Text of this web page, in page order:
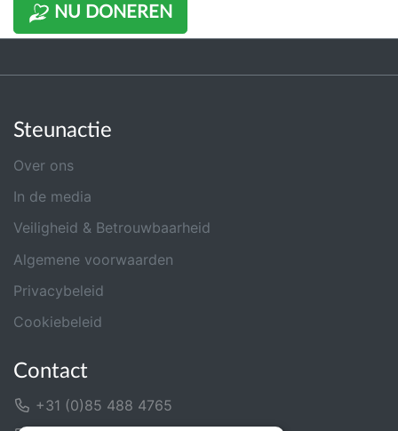
NU DONEREN
Steunactie
Over ons
In de media
Veiligheid & Betrouwbaarheid
Algemene voorwaarden
Privacybeleid
Cookiebeleid
Contact
+31 (0)85 488 4765